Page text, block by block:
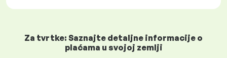
Za tvrtke: Saznajte detaljne informacije o
plaćama u svojoj zemlji